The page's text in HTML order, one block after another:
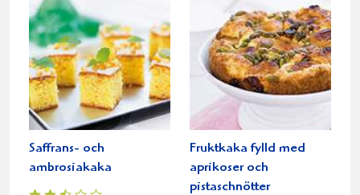
Saffrans- och
ambrosiakaka
Fruktkaka fylld med
aprikoser och
pistaschnötter